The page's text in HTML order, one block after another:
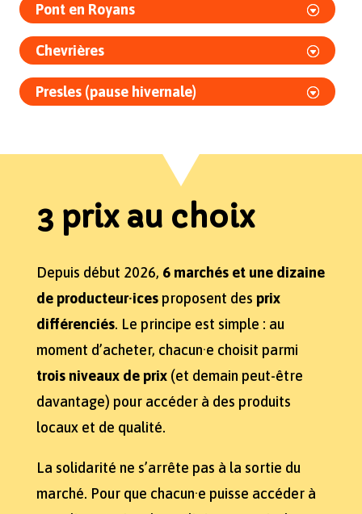
Pont en Royans
Chevrières
Presles (pause hivernale)
3 prix au choix
Depuis début 2026, 6 marchés et une dizaine
de producteur·icesproposent des prix
différenciés. Le principe est simple : au
moment d’acheter, chacun·e choisit parmi
trois niveaux de prix(et demain peut-être
davantage) pour accéder à des produits
locaux et de qualité.
La solidarité ne s’arrête pas à la sortie du
marché. Pour que chacun·e puisse accéder à